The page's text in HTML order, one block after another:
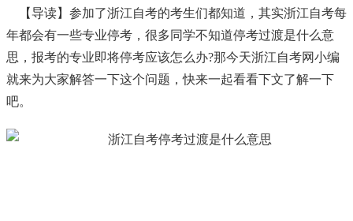
【导读】参加了浙江自考的考生们都知道，其实浙江自考每
年都会有一些专业停考，很多同学不知道停考过渡是什么意
思，报考的专业即将停考应该怎么办?那今天浙江自考网小编
就来为大家解答一下这个问题，快来一起看看下文了解一下
吧。